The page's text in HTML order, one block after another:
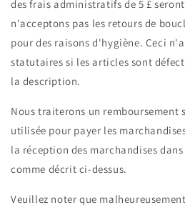
des frais administratifs de 5 £
n'acceptons pas les retours de
pour des raisons d'hygiène. Ceci
statutaires si les articles sont
la description.
Nous traiterons un remboursement
utilisée pour payer les
la réception des marchandises
comme décrit ci-dessus.
Veuillez noter que